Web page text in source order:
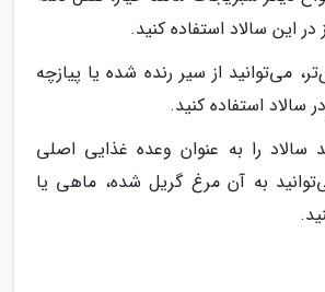
در این سالاد استفاده کنید.
می‌توانید از سیر رنده شده یا پیازچه
سالاد استفاده کنید.
سالاد را به عنوان وعده غذایی اصلی
به آن مرغ گریل شده، ماهی یا